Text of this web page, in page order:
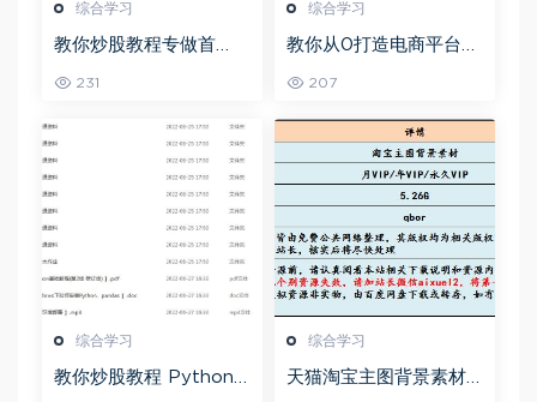
综合学习
教你炒股教程专做首
231
综合学习
教你从0打造电商平台前
资源打包下载
207
综合学习
教你炒股教程 Python
综合学习
天猫淘宝主图背景素材